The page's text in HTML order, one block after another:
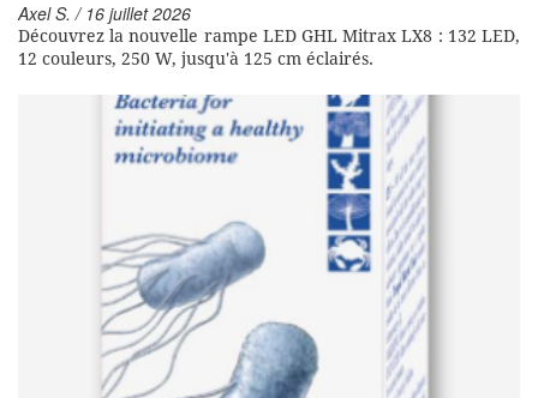
Axel S. / 16 juillet 2026
Découvrez la nouvelle rampe LED GHL Mitrax LX8 : 132 LED,
12 couleurs, 250 W, jusqu'à 125 cm éclairés.